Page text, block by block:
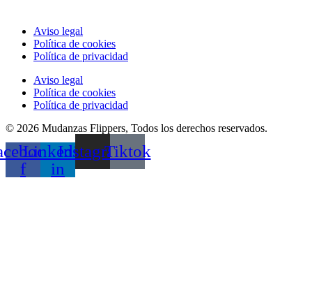
Aviso legal
Política de cookies
Política de privacidad
Aviso legal
Política de cookies
Política de privacidad
© 2026 Mudanzas Flippers, Todos los derechos reservados.
f
Linkedin-
in
InstagramTiktok